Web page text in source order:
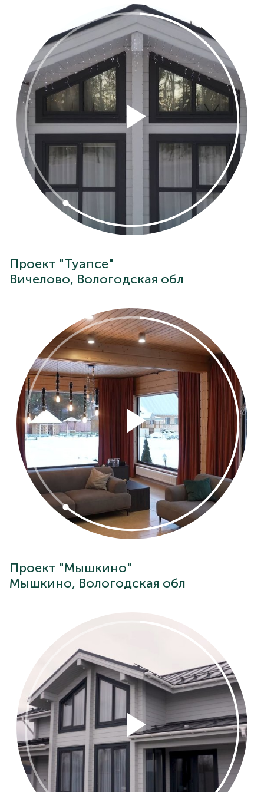
Проект "Туапсе"
Вичелово, Вологодская обл
Проект "Мышкино"
Мышкино, Вологодская обл